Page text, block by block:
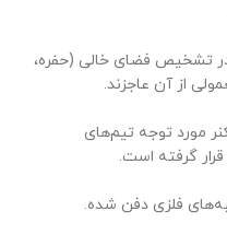
در تشخیص فضای خالی (حفره،
از آن عاجزند.
مورد توجه تیم‌های
گرفته است.
فلزی دفن شده.